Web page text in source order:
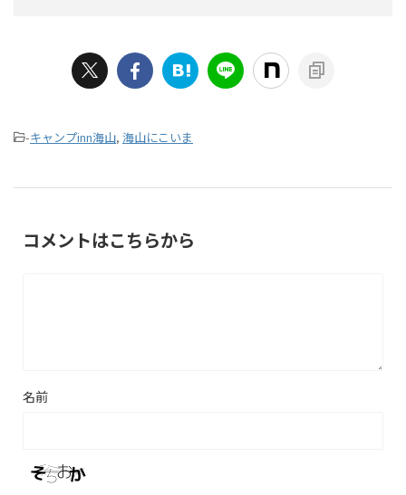
-キャンプinn海山, 海山にこいま
コメントはこちらから
名前